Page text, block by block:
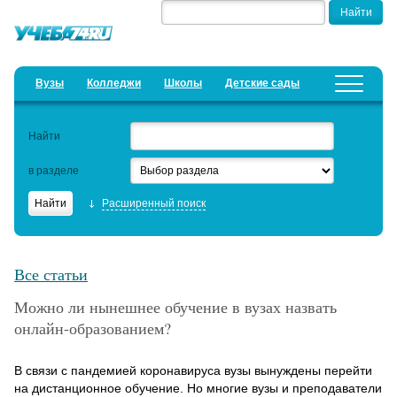
Вузы Колледжи Школы Детские сады
Добавить уч. заведение Предложить новость
Актуальные статьи
Найти
в разделе
Расширенный поиск
Все статьи
Можно ли нынешнее обучение в вузах назвать
онлайн-образованием?
В связи с пандемией коронавируса вузы вынуждены перейти
на дистанционное обучение. Но многие вузы и преподаватели